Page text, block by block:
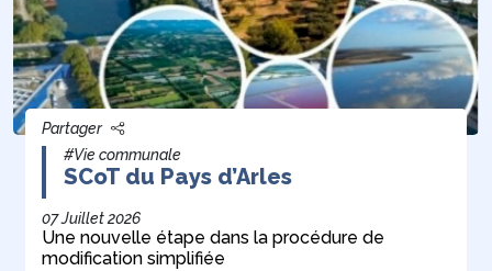
Partager
#Vie communale
SCoT du Pays d’Arles
07 Juillet 2026
Une nouvelle étape dans la procédure de
modification simplifiée